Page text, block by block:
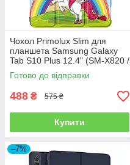
Чохол Primolux Slim для
планшета Samsung Galaxy
Tab S10 Plus 12.4" (SM-X820 /
SM-X826) - Unicorn
Готово до відправки
488 ₴ 575 ₴
Купити
–7%